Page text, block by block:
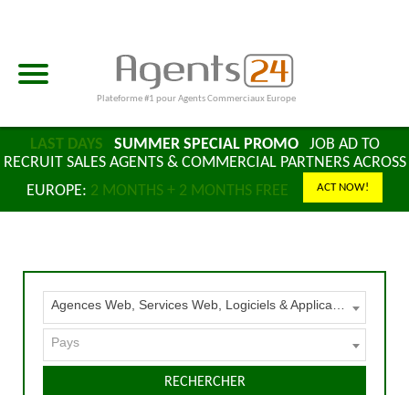
Plateforme #1 pour Agents Commerciaux Europe
LAST DAYS SUMMER SPECIAL PROMOJOB AD TO
RECRUIT SALES AGENTS & COMMERCIAL PARTNERS ACROSS
EUROPE: 2 MONTHS + 2 MONTHS FREE ACT NOW!
Pays
RECHERCHER